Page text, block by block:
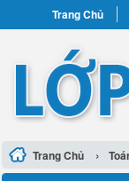
Trang Chủ
Trang Chủ ›